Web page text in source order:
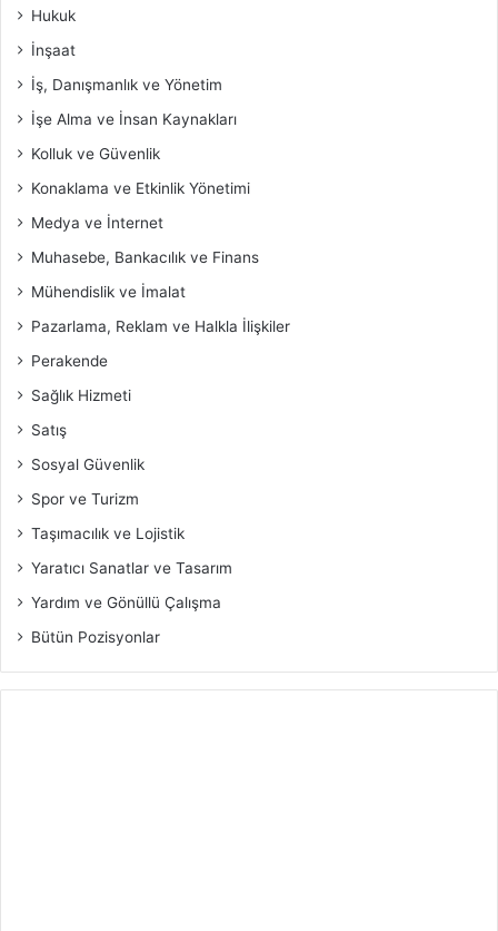
Hukuk
İnşaat
İş, Danışmanlık ve Yönetim
İşe Alma ve İnsan Kaynakları
Kolluk ve Güvenlik
Konaklama ve Etkinlik Yönetimi
Medya ve İnternet
Muhasebe, Bankacılık ve Finans
Mühendislik ve İmalat
Pazarlama, Reklam ve Halkla İlişkiler
Perakende
Sağlık Hizmeti
Satış
Sosyal Güvenlik
Spor ve Turizm
Taşımacılık ve Lojistik
Yaratıcı Sanatlar ve Tasarım
Yardım ve Gönüllü Çalışma
Bütün Pozisyonlar